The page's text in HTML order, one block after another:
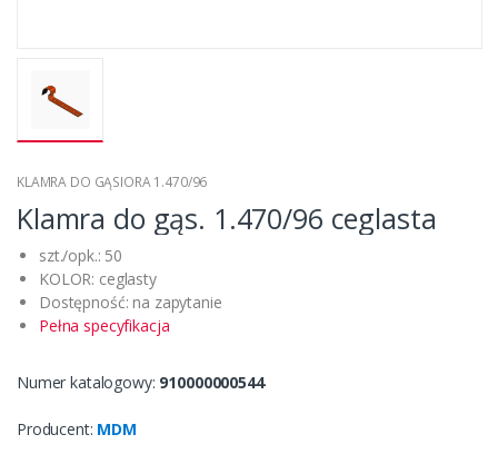
KLAMRA DO GĄSIORA 1.470/96
Klamra do gąs. 1.470/96 ceglasta
szt./opk.: 50
KOLOR: ceglasty
Dostępność: na zapytanie
Pełna specyfikacja
Numer katalogowy: 910000000544
Producent: MDM